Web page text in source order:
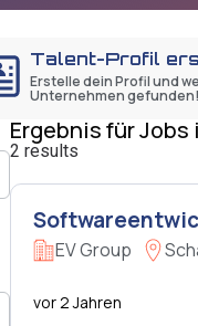
Talent-Profil
Erstelle dein Profil und
Unternehmen gefunden!
Ergebnis für Jobs
2 results
EV Group
vor 2 Jahren